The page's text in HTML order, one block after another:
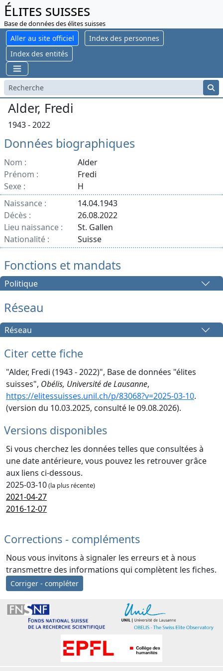
Élites suisses
Base de données des élites suisses
Aller au site officiel
Index des personnes
Index des entités
Alder, Fredi
1943 - 2022
Données biographiques
Nom :
Alder
Prénom :
Fredi
Sexe :
H
Naissance :
14.04.1943
Décès :
26.08.2022
Lieu naissance :
St. Gallen
Nationalité :
Suisse
Fonctions et mandats
Politique
Réseau
Réseau
Citer cette fiche
"Alder, Fredi (1943 - 2022)", Base de données "élites
suisses", Obélis, Université de Lausanne,
https://elitessuisses.unil.ch/p/83068?v=2025-03-10.
(version du 10.03.2025, consulté le 09.08.2026).
Versions disponibles
Si vous cherchez les données telles que consultées à
une date antérieure, vous pouvez les retrouver grâce
aux liens ci-dessous.
2025-03-10(la plus récente)
2021-04-27
2016-12-07
Corrections - compléments
Nous vous invitons à signaler les erreurs et à nous
transmettre des informations qui complètent les fiches.
Corriger - compléter